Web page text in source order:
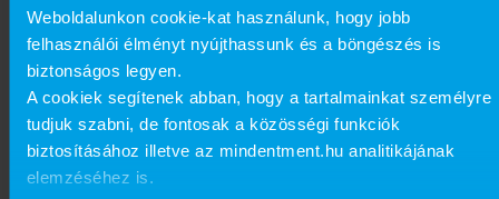
Weboldalunkon cookie-kat használunk, hogy jobb
felhasználói élményt nyújthassunk és a böngészés is
biztonságos legyen.
A cookiek segítenek abban, hogy a tartalmainkat személyre
tudjuk szabni, de fontosak a közösségi funkciók
biztosításához illetve az mindentment.hu analitikájának
elemzéséhez is.
megjelenésükben is rendkívül
hasonlítanak a természetes fogakhoz.
A cirkónium anyag fényáteresztő
képessége lehetővé teszi, hogy a
pótlások természetes hatást keltsenek